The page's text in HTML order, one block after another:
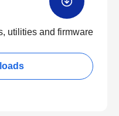
utilities and firmware.